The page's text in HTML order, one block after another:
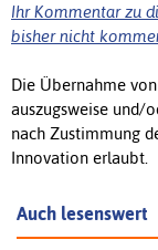
Ihr Kommentar zu
bisher nicht
Die Übernahme
auszugsweise und/
nach Zustimmung
Innovation erlaubt.
Auch lesenswert